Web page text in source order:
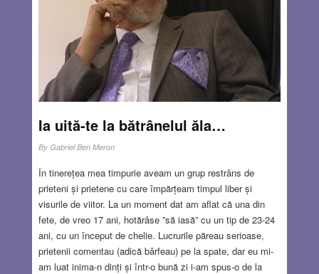
care e luată fotografia, perspectiva unei picturi a străzii ne
surprind ca o revelaţie: “O fi oare aceasta strada pe care
mă plimb mereu? Eu nu am observat acest detaliu.” Arta
are capacitatea de a prezenta ceea ce ne este familiar ca
ceva complet nou. Emisiunea amplifică la maximum
această noţiune. Te-ai uitat destul de atent la pictura lui
Botticelli?
Read more…
MAY 18, 2023 14 COMMENTS
Ia uită-te la bătrânelul ăla…
By Gabriel Ben Meron
În tinerețea mea timpurie aveam un grup restrâns de
prieteni și prietene cu care împărțeam timpul liber și
visurile de viitor. La un moment dat am aflat că una din
fete, de vreo 17 ani, hotărâse ”să iasă” cu un tip de 23-24
ani, cu un început de chelie. Lucrurile păreau serioase,
prietenii comentau (adică bârfeau) pe la spate, dar eu mi-
am luat inima-n dinți și într-o bună zi i-am spus-o de la